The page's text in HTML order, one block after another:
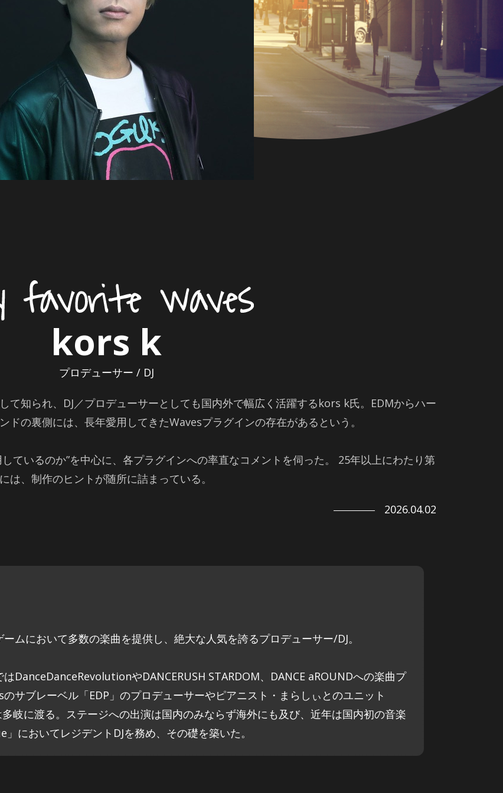
kors k
プロデューサー / DJ
て知られ、DJ／プロデューサーとしても国内外で幅広く活躍するkors k氏。EDMからハー
ドの裏側には、長年愛用してきたWavesプラグインの存在があるという。
ているのか”を中心に、各プラグインへの率直なコメントを伺った。 25年以上にわたり第
、制作のヒントが随所に詰まっている。
2026.04.02
ムにおいて多数の楽曲を提供し、絶大な人気を誇るプロデューサー/DJ。
DanceDanceRevolutionやDANCERUSH STARDOM、DANCE aROUNDへの楽曲プ
サブレーベル「EDP」のプロデューサーやピアニスト・まらしぃとのユニット
岐に渡る。ステージへの出演は国内のみならず海外にも及び、近年は国内初の音楽
においてレジデントDJを務め、その礎を築いた。